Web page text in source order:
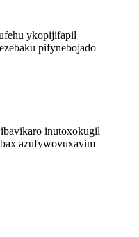
ykopijifapil
pifynebojado
inutoxokugil
azufywovuxavim